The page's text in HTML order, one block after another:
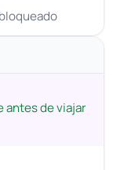
antes de viajar